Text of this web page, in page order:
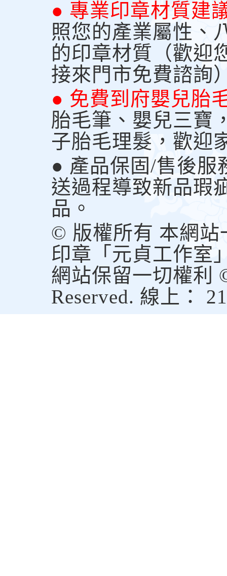
● 專業印章材質建
照您的產業屬性、
的印章材質（歡迎
接來門市免費諮詢
● 免費到府嬰兒胎
胎毛筆、嬰兒三寶
子胎毛理髮，歡迎
● 產品保固/售後服
送過程導致新品瑕
品。
© 版權所有 本網站
印章「元貞工作室
網站保留一切權利
Reserved. 線上： 21